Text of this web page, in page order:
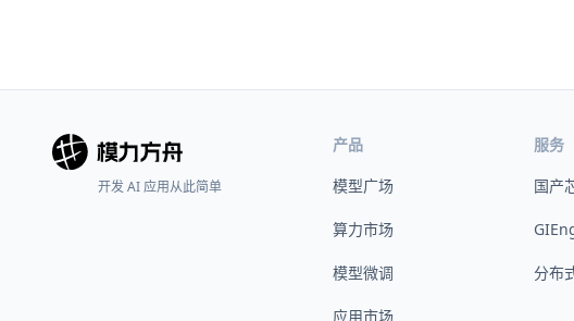
开发 AI 应用从此简单
产品
模型广场
算力市场
模型微调
应用市场
服务
国产
分布